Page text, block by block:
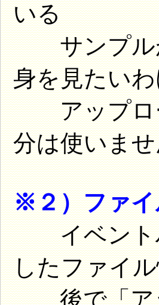
いる
サンプルが
身を見たい
アップロー
分は使いま
※２）ファイ
イベントハ
したファイ
後で「アッ